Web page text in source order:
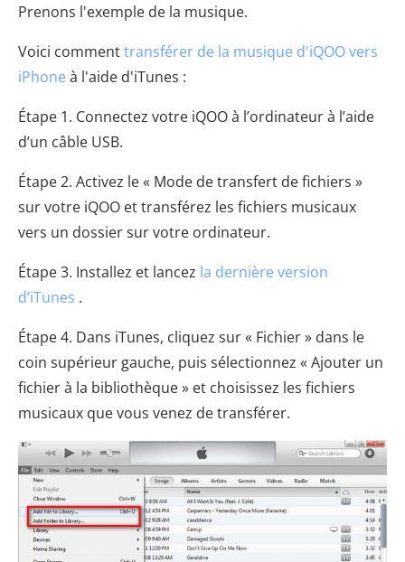
Prenons l'exemple de la musique.
Voici commenttransférer de la musique d'iQOO vers
iPhone à l'aide d'iTunes :
Étape 1. Connectez votre iQOO à l’ordinateur à l’aide
d’un câble USB.
Étape 2. Activez le « Mode de transfert de fichiers »
sur votre iQOO et transférez les fichiers musicaux
vers un dossier sur votre ordinateur.
Étape 3. Installez et lancez la dernière version
d’iTunes .
Étape 4. Dans iTunes, cliquez sur « Fichier » dans le
coin supérieur gauche, puis sélectionnez « Ajouter un
fichier à la bibliothèque » et choisissez les fichiers
musicaux que vous venez de transférer.